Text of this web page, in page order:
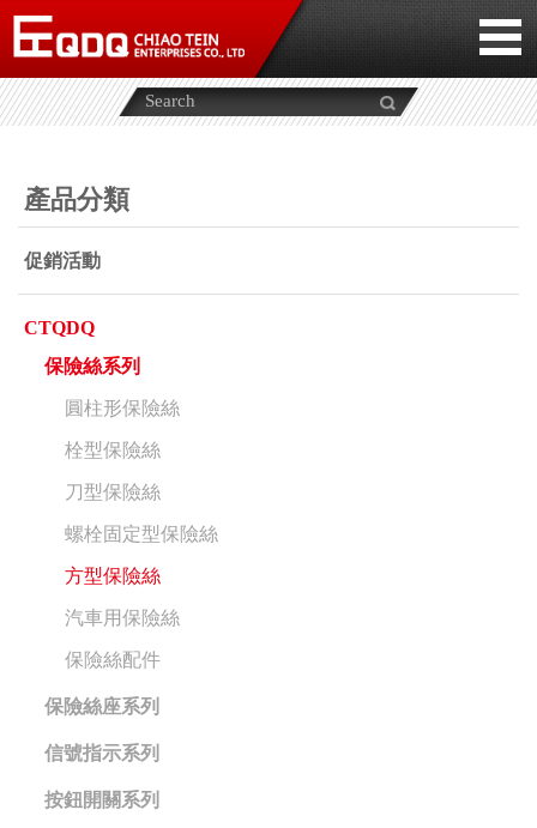
產品分類
促銷活動
CTQDQ
保險絲系列
圓柱形保險絲
栓型保險絲
刀型保險絲
螺栓固定型保險絲
方型保險絲
汽車用保險絲
保險絲配件
保險絲座系列
信號指示系列
按鈕開關系列